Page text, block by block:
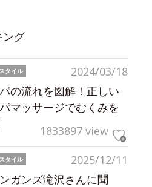
ング
2024/03/18
タイル
の流れを図解！正しい
マッサージでむくみを
1833897 view
2025/12/11
タイル
ガンズ滝沢さんに聞